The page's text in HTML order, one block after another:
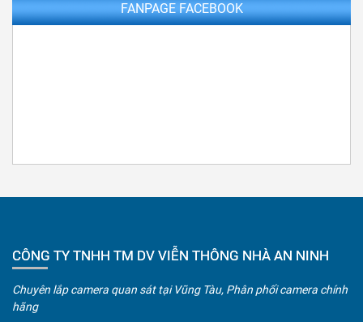
FANPAGE FACEBOOK
CÔNG TY TNHH TM DV VIỄN THÔNG NHÀ AN NINH
Chuyên lắp camera quan sát tại Vũng Tàu, Phân phối camera chính
hãng